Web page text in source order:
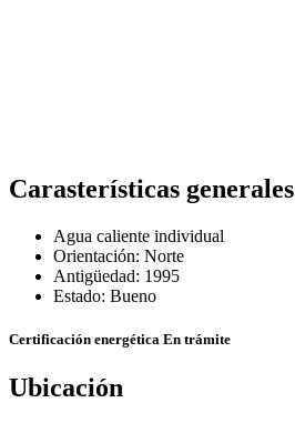
Carasterísticas generales
Agua caliente individual
Orientación: Norte
Antigüedad: 1995
Estado: Bueno
Certificación energética En trámite
Ubicación